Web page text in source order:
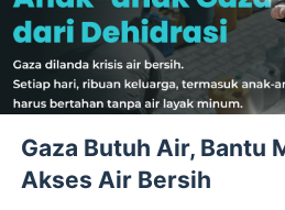
Gaza Butuh Air, Bantu
Akses Air Bersih